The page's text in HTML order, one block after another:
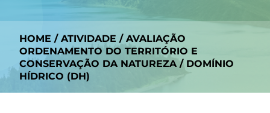
HOME / ATIVIDADE / AVALIAÇÃO
ORDENAMENTO DO TERRITÓRIO E
CONSERVAÇÃO DA NATUREZA / DOMÍNIO
HÍDRICO (DH)